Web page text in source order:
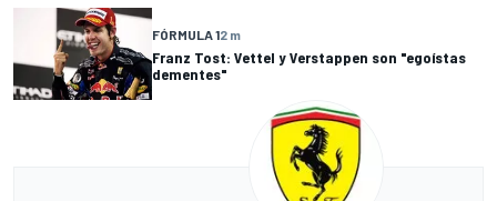
FÓRMULA 12 m
Franz Tost: Vettel y Verstappen son "egoístas
dementes"